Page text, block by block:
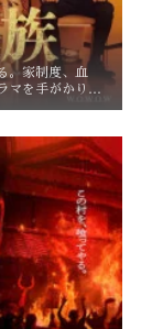
。家制度、血
マを手がかり